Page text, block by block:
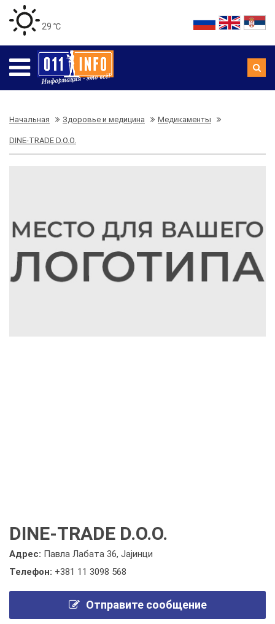
29 ℃
Начальная Здоровье и медицина Медикаменты
DINE-TRADE D.O.O.
DINE-TRADE D.O.O.
Адрес: Павла Лабата 36, Јајинци
Телефон: +381 11 3098 568
Отправите сообщение